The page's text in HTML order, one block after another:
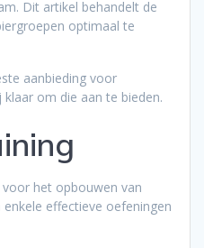
Dit artikel behandelt de
optimaal te
aanbieding voor
klaar om die aan te bieden.
het opbouwen van
effectieve oefeningen